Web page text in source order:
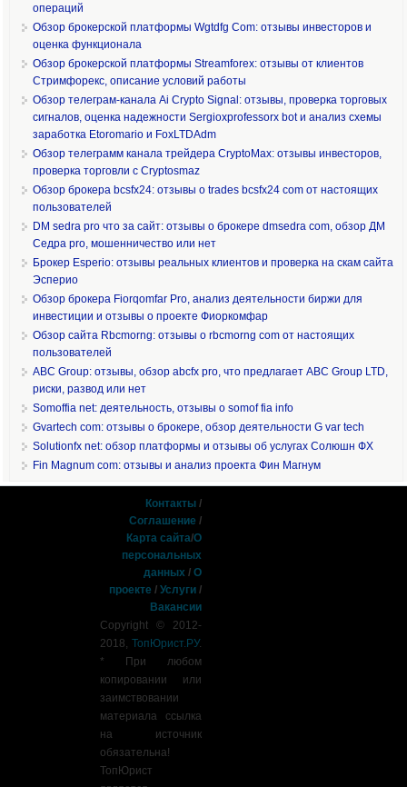
операций
Обзор брокерской платформы Wgtdfg Com: отзывы инвесторов и
оценка функционала
Обзор брокерской платформы Streamforex: отзывы от клиентов
Стримфорекс, описание условий работы
Обзор телеграм-канала Ai Crypto Signal: отзывы, проверка торговых
сигналов, оценка надежности Sergioxprofessorx bot и анализ схемы
заработка Etoromario и FoxLTDAdm
Обзор телеграмм канала трейдера CryptoMax: отзывы инвесторов,
проверка торговли с Cryptosmaz
Обзор брокера bcsfx24: отзывы о trades bcsfx24 com от настоящих
пользователей
DM sedra pro что за сайт: отзывы о брокере dmsedra com, обзор ДМ
Седра pro, мошенничество или нет
Брокер Esperio: отзывы реальных клиентов и проверка на скам сайта
Эсперио
Обзор брокера Fiorqomfar Pro, анализ деятельности биржи для
инвестиции и отзывы о проекте Фиоркомфар
Обзор сайта Rbcmorng: отзывы о rbcmorng com от настоящих
пользователей
ABC Group: отзывы, обзор abcfx pro, что предлагает ABC Group LTD,
риски, развод или нет
Somoffia net: деятельность, отзывы о somof fia info
Gvartech com: отзывы о брокере, обзор деятельности G var tech
Solutionfx net: обзор платформы и отзывы об услугах Солюшн ФХ
Fin Magnum com: отзывы и анализ проекта Фин Магнум
Контакты /
Соглашение /
Карта сайта/О
персональных
данных /О
проекте /Услуги /
Вакансии
Copyright © 2012-
2018,ТопЮрист.РУ.
* При любом
копировании или
заимствовании
материала ссылка
на источник
обязательна!
ТопЮрист